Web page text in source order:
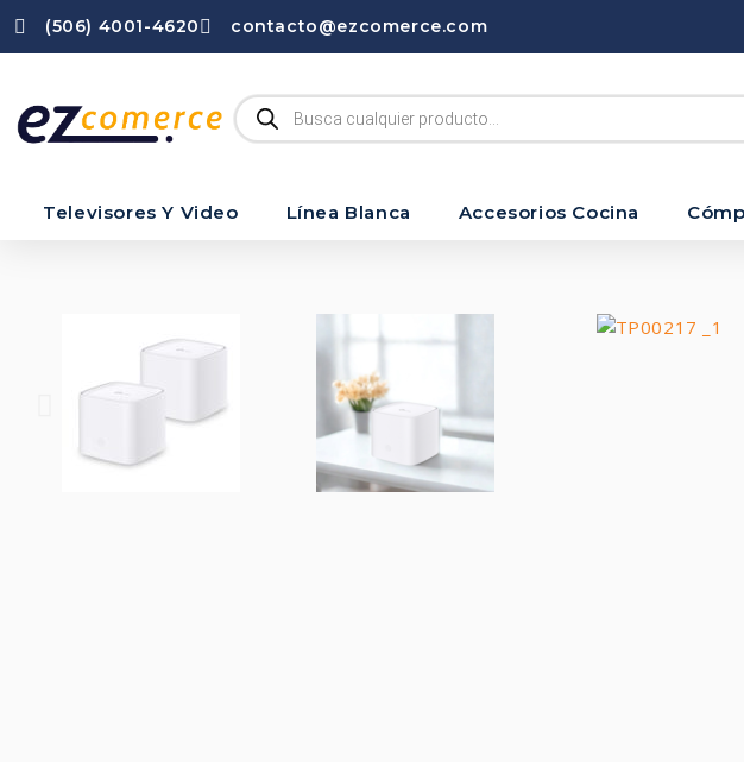
(506) 4001-4620 contacto@ezcomerce.com
Televisores Y Video Línea Blanca Accesorios Cocina